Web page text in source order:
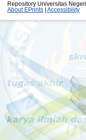
Repository Universitas
About EPrints
Accessibility